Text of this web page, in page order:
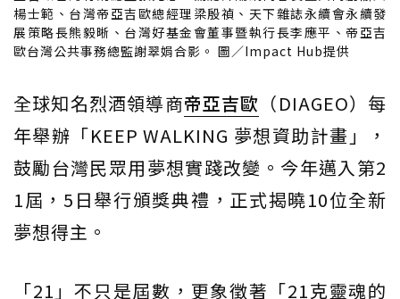
楊士範、台灣帝亞吉歐總經理梁殷禎、天下雜誌永續會永續發
展策略長熊毅晰、台灣好基金會董事暨執行長李應平、帝亞吉
歐台灣公共事務總監謝翠娟合影。 圖／Impact Hub提供
全球知名烈酒領導商帝亞吉歐 （DIAGEO）每
年舉辦「KEEP WALKING 夢想資助計畫」，
鼓勵台灣民眾用夢想實踐改變。今年邁入第2
1屆，5日舉行頒獎典禮，正式揭曉10位全新
夢想得主。
「21」不只是屆數，更象徵著「21克靈魂的